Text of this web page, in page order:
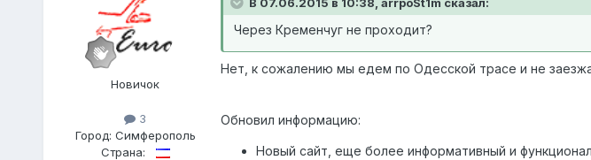
Новичок
3
Город: Симферополь
Страна:
Через Кременчуг не проходит?
Нет, к сожалению мы едем по Одесской трасе и не
Обновил информацию:
Новый сайт, еще более информативный и